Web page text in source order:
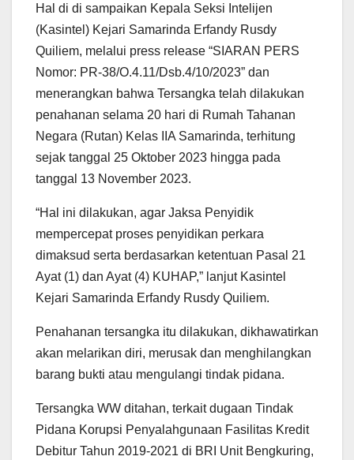
Hal di di sampaikan Kepala Seksi Intelijen
(Kasintel) Kejari Samarinda Erfandy Rusdy
Quiliem, melalui press release “SIARAN PERS
Nomor: PR-38/O.4.11/Dsb.4/10/2023” dan
menerangkan bahwa Tersangka telah dilakukan
penahanan selama 20 hari di Rumah Tahanan
Negara (Rutan) Kelas IIA Samarinda, terhitung
sejak tanggal 25 Oktober 2023 hingga pada
tanggal 13 November 2023.
“Hal ini dilakukan, agar Jaksa Penyidik
mempercepat proses penyidikan perkara
dimaksud serta berdasarkan ketentuan Pasal 21
Ayat (1) dan Ayat (4) KUHAP,” lanjut Kasintel
Kejari Samarinda Erfandy Rusdy Quiliem.
Penahanan tersangka itu dilakukan, dikhawatirkan
akan melarikan diri, merusak dan menghilangkan
barang bukti atau mengulangi tindak pidana.
Tersangka WW ditahan, terkait dugaan Tindak
Pidana Korupsi Penyalahgunaan Fasilitas Kredit
Debitur Tahun 2019-2021 di BRI Unit Bengkuring,